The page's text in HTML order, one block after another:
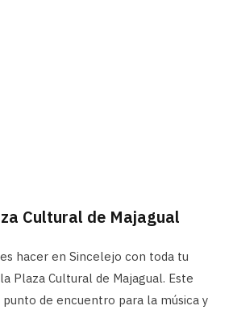
Cultural de Majagual
hacer en Sincelejo con toda tu
Plaza Cultural de Majagual. Este
de encuentro para la música y